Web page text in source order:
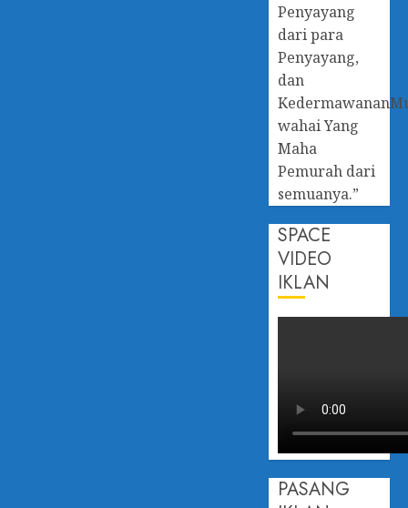
Penyayang
dari para
Penyayang,
dan
wahai Yang
Maha
Pemurah dari
semuanya.”
SPACE
VIDEO
IKLAN
PASANG